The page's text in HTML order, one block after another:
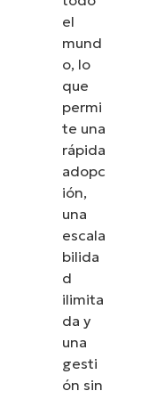
el
mund
o, lo
que
permi
te una
rápida
adopc
ión,
una
escala
bilida
d
ilimita
da y
una
gesti
ón sin